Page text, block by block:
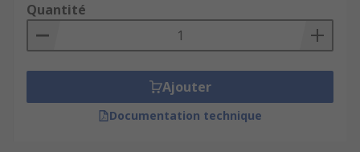
Quantité
Ajouter
Documentation technique